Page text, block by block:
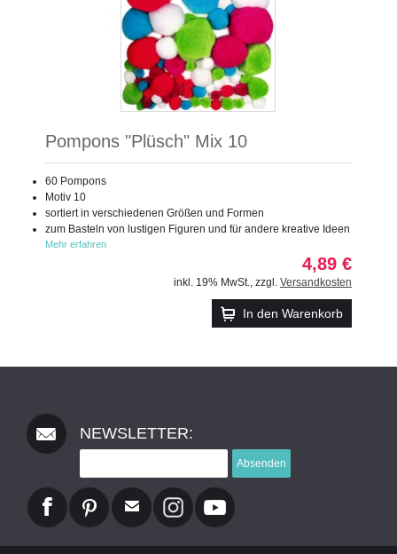
Pompons "Plüsch" Mix 10
60 Pompons
Motiv 10
sortiert in verschiedenen Größen und Formen
zum Basteln von lustigen Figuren und für andere kreative Ideen
Mehr erfahren
4,89 €
inkl. 19% MwSt. zzgl. Versandkosten
In den Warenkorb
NEWSLETTER:
Absenden